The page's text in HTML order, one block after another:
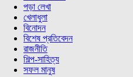
পড়া লেখা
খেলাধুলা
বিনোদন
বিশেষ প্রতিবেদন
রাজনীতি
শিল্প-সাহিত্য
সফল মানুষ